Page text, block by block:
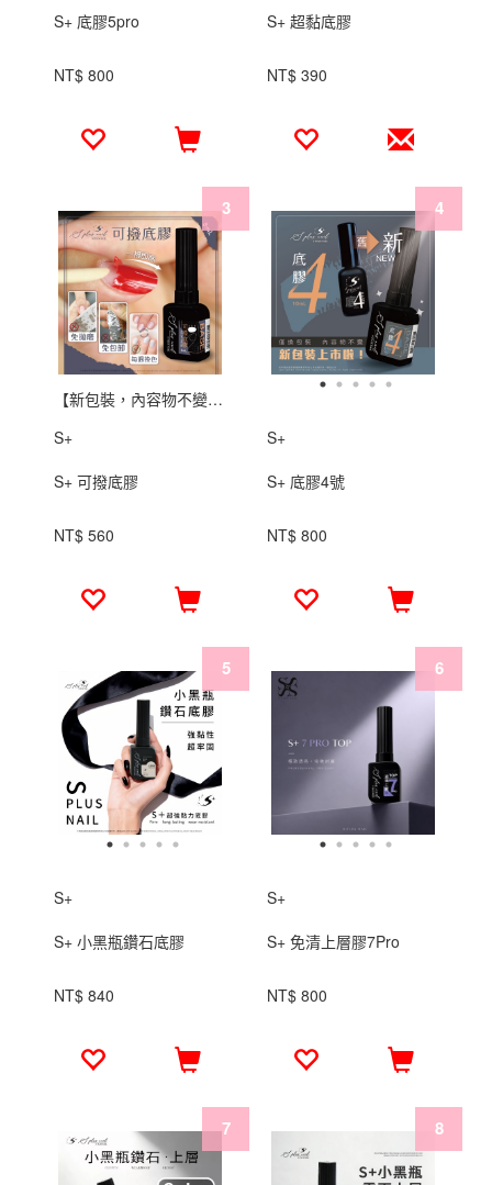
S+ 底膠5pro
NT$ 800
S+ 超黏底膠
NT$ 390
【新包裝，內容物不變】 ISO22716國際認證
S+
S+ 可撥底膠
NT$ 560
S+
S+ 底膠4號
NT$ 800
S+
S+ 小黑瓶鑽石底膠
NT$ 840
S+
S+ 免清上層膠7Pro
NT$ 800